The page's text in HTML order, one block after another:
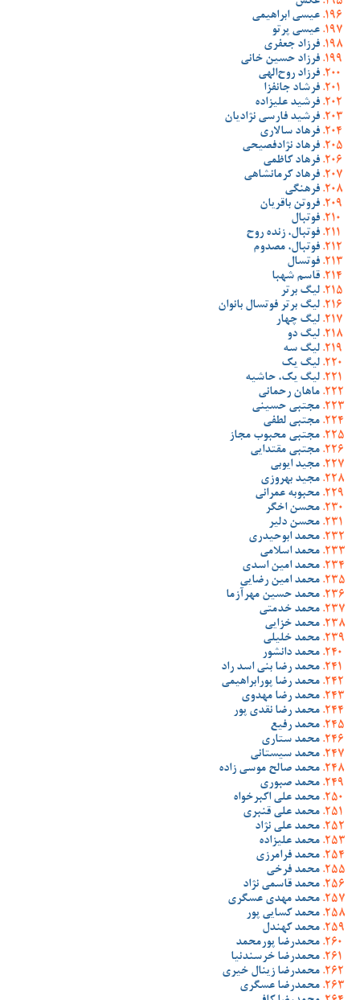
عیسی ابراهیمی
عیسی پرتو
فرزاد جعفری
فرزاد حسین خانی
فرزاد روح‌الهی
فرشاد جانفزا
فرشید علیزاده
فرشید فارسی نژادیان
فرهاد سالاری
فرهاد نژادفصیحی
فرهاد کاظمی
فرهاد کرمانشاهی
فرهنگی
فروتن باقریان
فوتبال
فوتبال، زنده روح
فوتبال، مصدوم
فوتسال
قاسم شهبا
لیگ برتر
لیگ برتر فوتسال بانوان
لیگ چهار
لیگ دو
لیگ سه
لیگ یک
لیگ یک، حاشیه
ماهان رحمانی
مجتبی حسینی
مجتبی لطفی
مجتبی محبوب مجاز
مجتبی مقتدایی
مجید ایوبی
مجید بهروزی
محبوبه عمرانی
محسن اخگر
محسن دلیر
محمد ابوحیدری
محمد اسلامی
محمد امین اسدی
محمد امین رضایی
محمد حسین مهرآزما
محمد خدمتی
محمد خزایی
محمد خلیلی
محمد دانشور
محمد رضا بنی اسد راد
محمد رضا پورابراهیمی
محمد رضا مهدوی
محمد رضا نقدی پور
محمد رفیع
محمد ستاری
محمد سیستانی
محمد صالح موسی زاده
محمد صبوری
محمد علی اکبرخواه
محمد علی قنبری
محمد علی نژاد
محمد علیزاده
محمد فرامرزی
محمد فرخی
محمد قاسمی نژاد
محمد مهدی عسگری
محمد کسایی پور
محمد کهندل
محمدرضا پورمحمد
محمدرضا خرسندنیا
محمدرضا زینال خیری
محمدرضا عسگری